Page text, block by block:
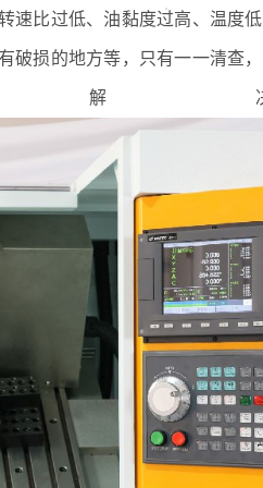
速比过低、油黏度过高、温度
损的地方等，只有一一清查，